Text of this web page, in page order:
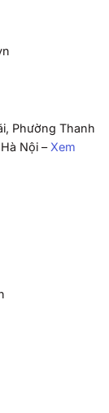
Phường Thanh
Nội – Xem